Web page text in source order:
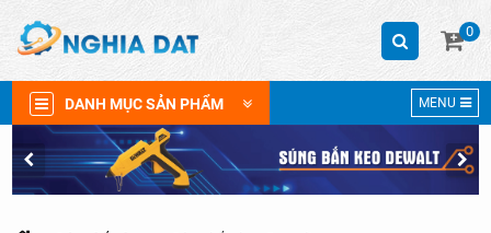
0
DANH MỤC SẢN PHẨM MENU